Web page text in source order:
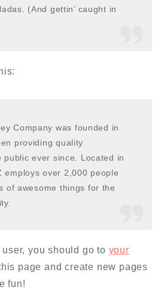
(And gettin’ caught in
Company was founded in
providing quality
public ever since. Located in
employs over 2,000 people
of awesome things for the
you should go to your
page and create new pages
fun!